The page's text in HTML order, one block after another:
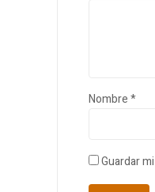
Nombre*
Guardar